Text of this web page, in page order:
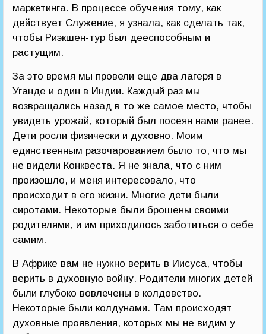
маркетинга. В процессе обучения тому, как
действует Служение, я узнала, как сделать так,
чтобы Риэкшен-тур был дееспособным и
растущим.
За это время мы провели еще два лагеря в
Уганде и один в Индии. Каждый раз мы
возвращались назад в то же самое место, чтобы
увидеть урожай, который был посеян нами ранее.
Дети росли физически и духовно. Моим
единственным разочарованием было то, что мы
не видели Конквеста. Я не знала, что с ним
произошло, и меня интересовало, что
происходит в его жизни. Многие дети были
сиротами. Некоторые были брошены своими
родителями, и им приходилось заботиться о себе
самим.
В Африке вам не нужно верить в Иисуса, чтобы
верить в духовную войну. Родители многих детей
были глубоко вовлечены в колдовство.
Некоторые были колдунами. Там происходят
духовные проявления, которых мы не видим у